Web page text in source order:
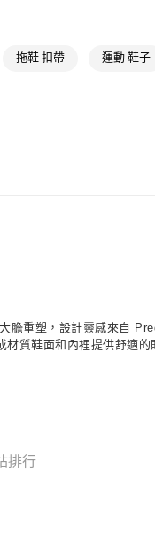
拖鞋 扣帶 運動 鞋子
膽重塑，設計靈感來自
材質鞋面和內裡提供舒適
排行